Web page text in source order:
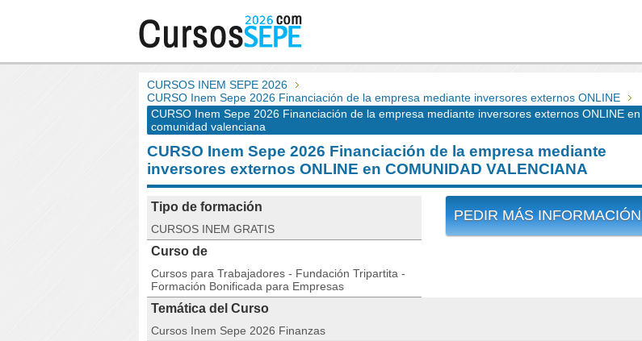
CURSOS INEM SEPE 2026
CURSO Inem Sepe 2026 Financiación de la empresa mediante inversores externos ONLINE
CURSO Inem Sepe 2026 Financiación de la empresa mediante inversores externos ONLINE en
comunidad valenciana
CURSO Inem Sepe 2026 Financiación de la empresa mediante
inversores externos ONLINE en COMUNIDAD VALENCIANA
PEDIR MÁS INFORMACIÓN
Tipo de formación
CURSOS INEM GRATIS
Curso de
Cursos para Trabajadores - Fundación Tripartita -
Formación Bonificada para Empresas
Temática del Curso
Cursos Inem Sepe 2026 Finanzas